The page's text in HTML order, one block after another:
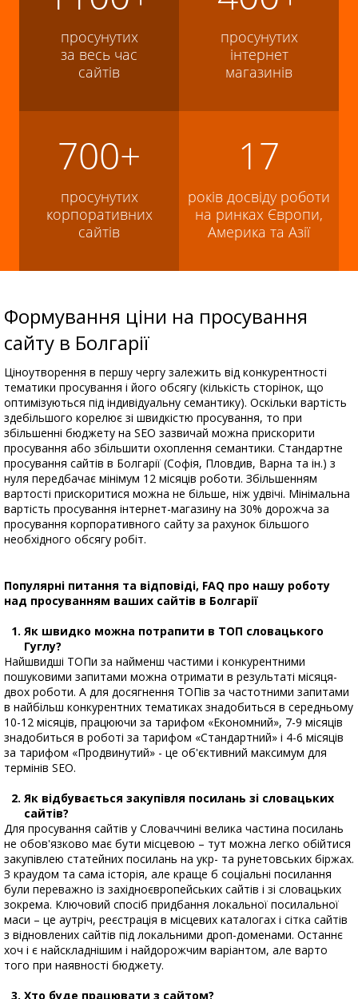
просунутих
за весь час
сайтів
просунутих
інтернет
магазинів
700+
просунутих
корпоративних
сайтів
17
років досвіду роботи
на ринках Європи,
Америка та Азії
Формування ціни на просування
сайту в Болгарії
Ціноутворення в першу чергу залежить від конкурентності
тематики просування і його обсягу (кількість сторінок, що
оптимізуються під індивідуальну семантику). Оскільки вартість
здебільшого корелює зі швидкістю просування, то при
збільшенні бюджету на SEO зазвичай можна прискорити
просування або збільшити охоплення семантики. Стандартне
просування сайтів в Болгарії (Софія, Пловдив, Варна та ін.) з
нуля передбачає мінімум 12 місяців роботи. Збільшенням
вартості прискоритися можна не більше, ніж удвічі. Мінімальна
вартість просування інтернет-магазину на 30% дорожча за
просування корпоративного сайту за рахунок більшого
необхідного обсягу робіт.
Популярні питання та відповіді, FAQ про нашу роботу
над просуванням ваших сайтів в Болгарії
Як швидко можна потрапити в ТОП словацького
Гуглу?
Найшвидші ТОПи за найменш частими і конкурентними
пошуковими запитами можна отримати в результаті місяця-
двох роботи. А для досягнення ТОПів за частотними запитами
в найбільш конкурентних тематиках знадобиться в середньому
10-12 місяців, працюючи за тарифом «Економний», 7-9 місяців
знадобиться в роботі за тарифом «Стандартний» і 4-6 місяців
за тарифом «Продвинутий» - це об'єктивний максимум для
термінів SEO.
Як відбувається закупівля посилань зі словацьких
сайтів?
Для просування сайтів у Словаччині велика частина посилань
не обов'язково має бути місцевою – тут можна легко обійтися
закупівлею статейних посилань на укр- та рунетовських біржах.
З краудом та сама історія, але краще б соціальні посилання
були переважно із західноєвропейських сайтів і зі словацьких
зокрема. Ключовий спосіб придбання локальної посилальної
маси – це аутріч, реєстрація в місцевих каталогах і сітка сайтів
з відновлених сайтів під локальними дроп-доменами. Останнє
хоч і є найскладнішим і найдорожчим варіантом, але варто
того при наявності бюджету.
Хто буде працювати з сайтом?